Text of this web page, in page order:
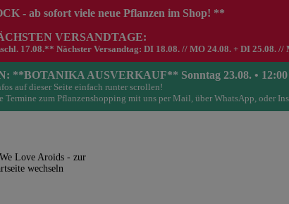
- ab sofort viele neue Pflanzen im Shop! **
VERSANDTAGE:
17.08.** Nächster Versandtag: DI 18.08. // MO 24.08. + DI 25.08. //
**BOTANIKA AUSVERKAUF** Sonntag 23.08. • 12:00
auf dieser Seite einfach runter scrollen!
zum Pflanzenshopping mit uns per Mail, über WhatsApp, oder